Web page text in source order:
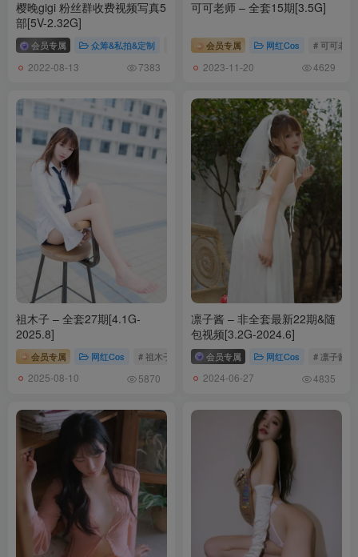
240.3M]
016.[JOApictures] – Zia – NO.12 JOA 21. JANUARY Vol.2 [54P-
306MB]
015.[JOApictures] – Zia – NO.11 JOA 21. JANUARY Vol.1 [53P-
398MB]
014.[JOApictures] – YeEun x JOA 20. APR vol.2[79P-422.1M]
013.[JOApictures] – YeEun (손예은) JOA 20. APR Vol.1 [89P1.03G]
012.[JOApictures] – SIA x JOA 20. DEC Vol.3 [47P-354MB]
011.[JOApictures] – SIA X JOA 20.DECEMBER VOL.4 [51P-
010.[JOApictures] – SIA X JOA 20.DECEMBER VOL.2 [51P-
396MB]
009.[JOApictures] – SIA X JOA 20.DECEMBER VOL.1 [54P-
337MB]
008.[JOApictures] – Sia (시아) x JOA 20. DECEMBER Vol.3 [47P-
355MB]
007.[JOApictures] – SIA (시아) x DOLPHIN 21. Halloween [100P-
377MB]
209MB]
005.[JOApictures] – Sehee x JOA 20. AUGUST Vol.2 [52P-390MB]
004.[JOApictures] – Sehee (세희) – JOA 21. MARCH Vol.1 [63P-
224MB]
003.[JOApictures] – MIKA (조미카) x JOA 20. DECEMBER[50P-
242.2M]
002.[JOApictures] – MIKA (조미카) 20. MAR[45P-247MB]
樱晚gigi 粉丝群收费视频写真5
部[5V-2.32G]
会员专属 众筹&私拍&定制 # 樱晚gigi
2022-08-13 7383
可可老师 – 全套15期[3.5G]
会员专属 网红Cos # 可可老师
2023-11-20 4629
祖木子 – 全套27期[4.1G-
2025.8]
会员专属 网红Cos # 祖木子
2025-08-10 5870
凛子酱 – 非全套最新22期&随
包视频[3.2G-2024.6]
会员专属 网红Cos # 凛子酱
2024-06-27 4835